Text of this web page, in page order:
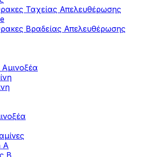
Ταχείας Απελευθέρωσης
Βραδείας Απελευθέρωσης
Α
Β